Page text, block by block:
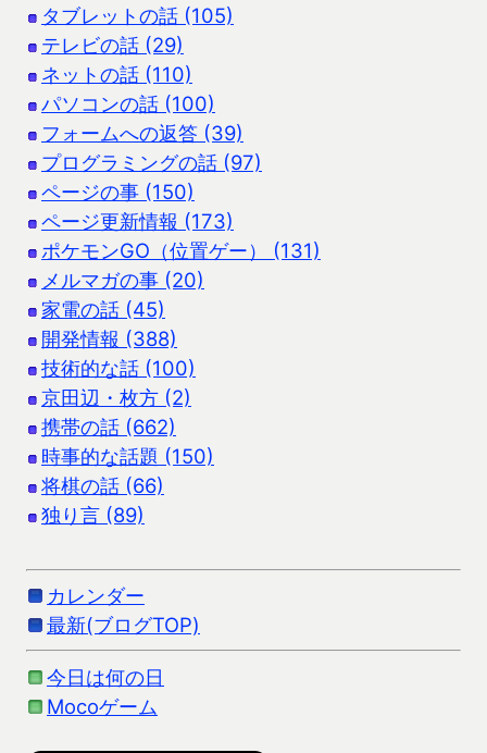
タブレットの話 (105)
テレビの話 (29)
ネットの話 (110)
パソコンの話 (100)
フォームへの返答 (39)
プログラミングの話 (97)
ページの事 (150)
ページ更新情報 (173)
ポケモンGO（位置ゲー） (131)
メルマガの事 (20)
家電の話 (45)
開発情報 (388)
技術的な話 (100)
京田辺・枚方 (2)
携帯の話 (662)
時事的な話題 (150)
将棋の話 (66)
独り言 (89)
カレンダー
最新(ブログTOP)
今日は何の日
Mocoゲーム